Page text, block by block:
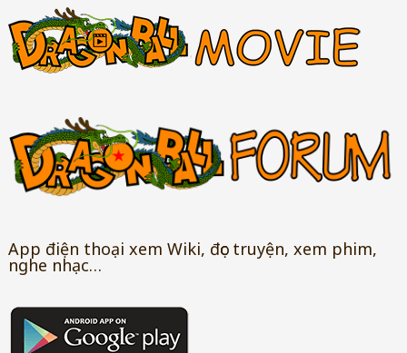
App điện thoại xem Wiki, đọc truyện, xem phim,
nghe nhạc…